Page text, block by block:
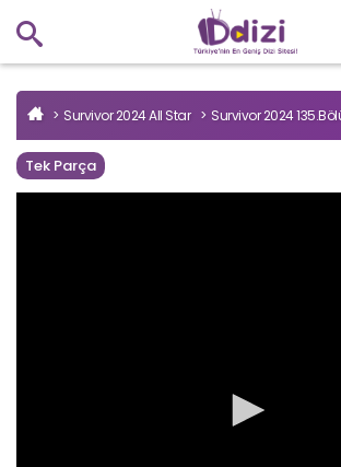
Survivor 2024 All Star Survivor 2024
Tek Parça